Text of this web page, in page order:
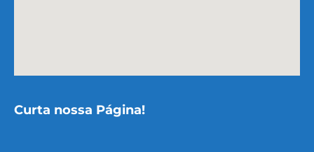
Curta nossa Página!